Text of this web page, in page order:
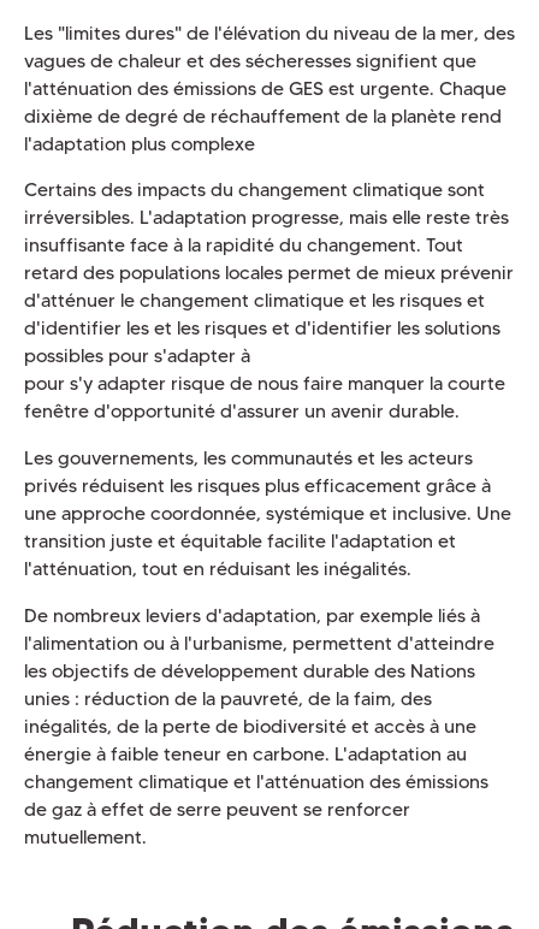
Les "limites dures" de l'élévation du niveau de la mer, des
vagues de chaleur et des sécheresses signifient que
l'atténuation des émissions de GES est urgente. Chaque
dixième de degré de réchauffement de la planète rend
l'adaptation plus complexe
Certains des impacts du changement climatique sont
irréversibles. L'adaptation progresse, mais elle reste très
insuffisante face à la rapidité du changement. Tout
retard des populations locales permet de mieux prévenir
d'atténuer le changement climatique et les risques et
d'identifier les et les risques et d'identifier les solutions
possibles pour s'adapter à
pour s'y adapter risque de nous faire manquer la courte
fenêtre d'opportunité d'assurer un avenir durable.
Les gouvernements, les communautés et les acteurs
privés réduisent les risques plus efficacement grâce à
une approche coordonnée, systémique et inclusive. Une
transition juste et équitable facilite l'adaptation et
l'atténuation, tout en réduisant les inégalités.
De nombreux leviers d'adaptation, par exemple liés à
l'alimentation ou à l'urbanisme, permettent d'atteindre
les objectifs de développement durable des Nations
unies : réduction de la pauvreté, de la faim, des
inégalités, de la perte de biodiversité et accès à une
énergie à faible teneur en carbone. L'adaptation au
changement climatique et l'atténuation des émissions
de gaz à effet de serre peuvent se renforcer
mutuellement.